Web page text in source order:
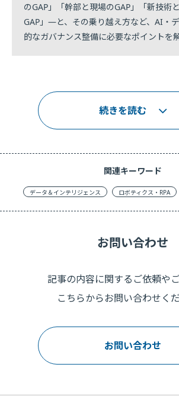
のGAP」「幹部と現場のGAP」「新技術
GAP」―と、その乗り越え方など、AI・
的なガバナンス整備に必要なポイントを
続きを読む
関連キーワード
データ＆インテリジェンス ロボティクス・RPA
お問い合わせ
記事の内容に関するご依頼やご
こちらからお問い合わせくだ
お問い合わせ